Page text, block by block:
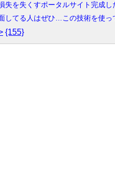
失を失くすポータルサイト完成し
してる人はぜひ…この技術を使っ
{155}